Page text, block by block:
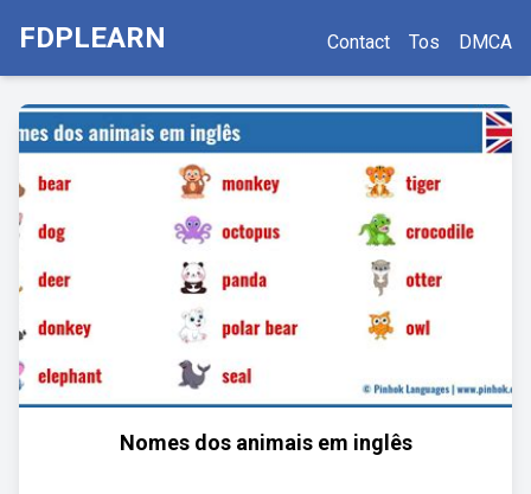
FDPLEARN Contact Tos DMCA
Nomes dos animais em inglês